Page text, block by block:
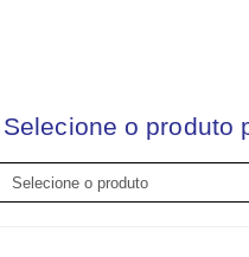
Selecione o produto